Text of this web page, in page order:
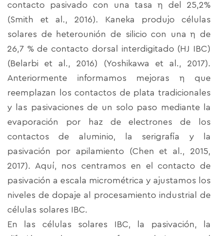
contacto pasivado con una tasa η del 25,2%
(Smith et al., 2016). Kaneka produjo células
solares de heterounión de silicio con una η de
26,7 % de contacto dorsal interdigitado (HJ IBC)
(Belarbi et al., 2016) (Yoshikawa et al., 2017).
Anteriormente informamos mejoras η que
reemplazan los contactos de plata tradicionales
y las pasivaciones de un solo paso mediante la
evaporación por haz de electrones de los
contactos de aluminio, la serigrafía y la
pasivación por apilamiento (Chen et al., 2015,
2017). Aquí, nos centramos en el contacto de
pasivación a escala micrométrica y ajustamos los
niveles de dopaje al procesamiento industrial de
células solares IBC.
En las células solares IBC, la pasivación, la